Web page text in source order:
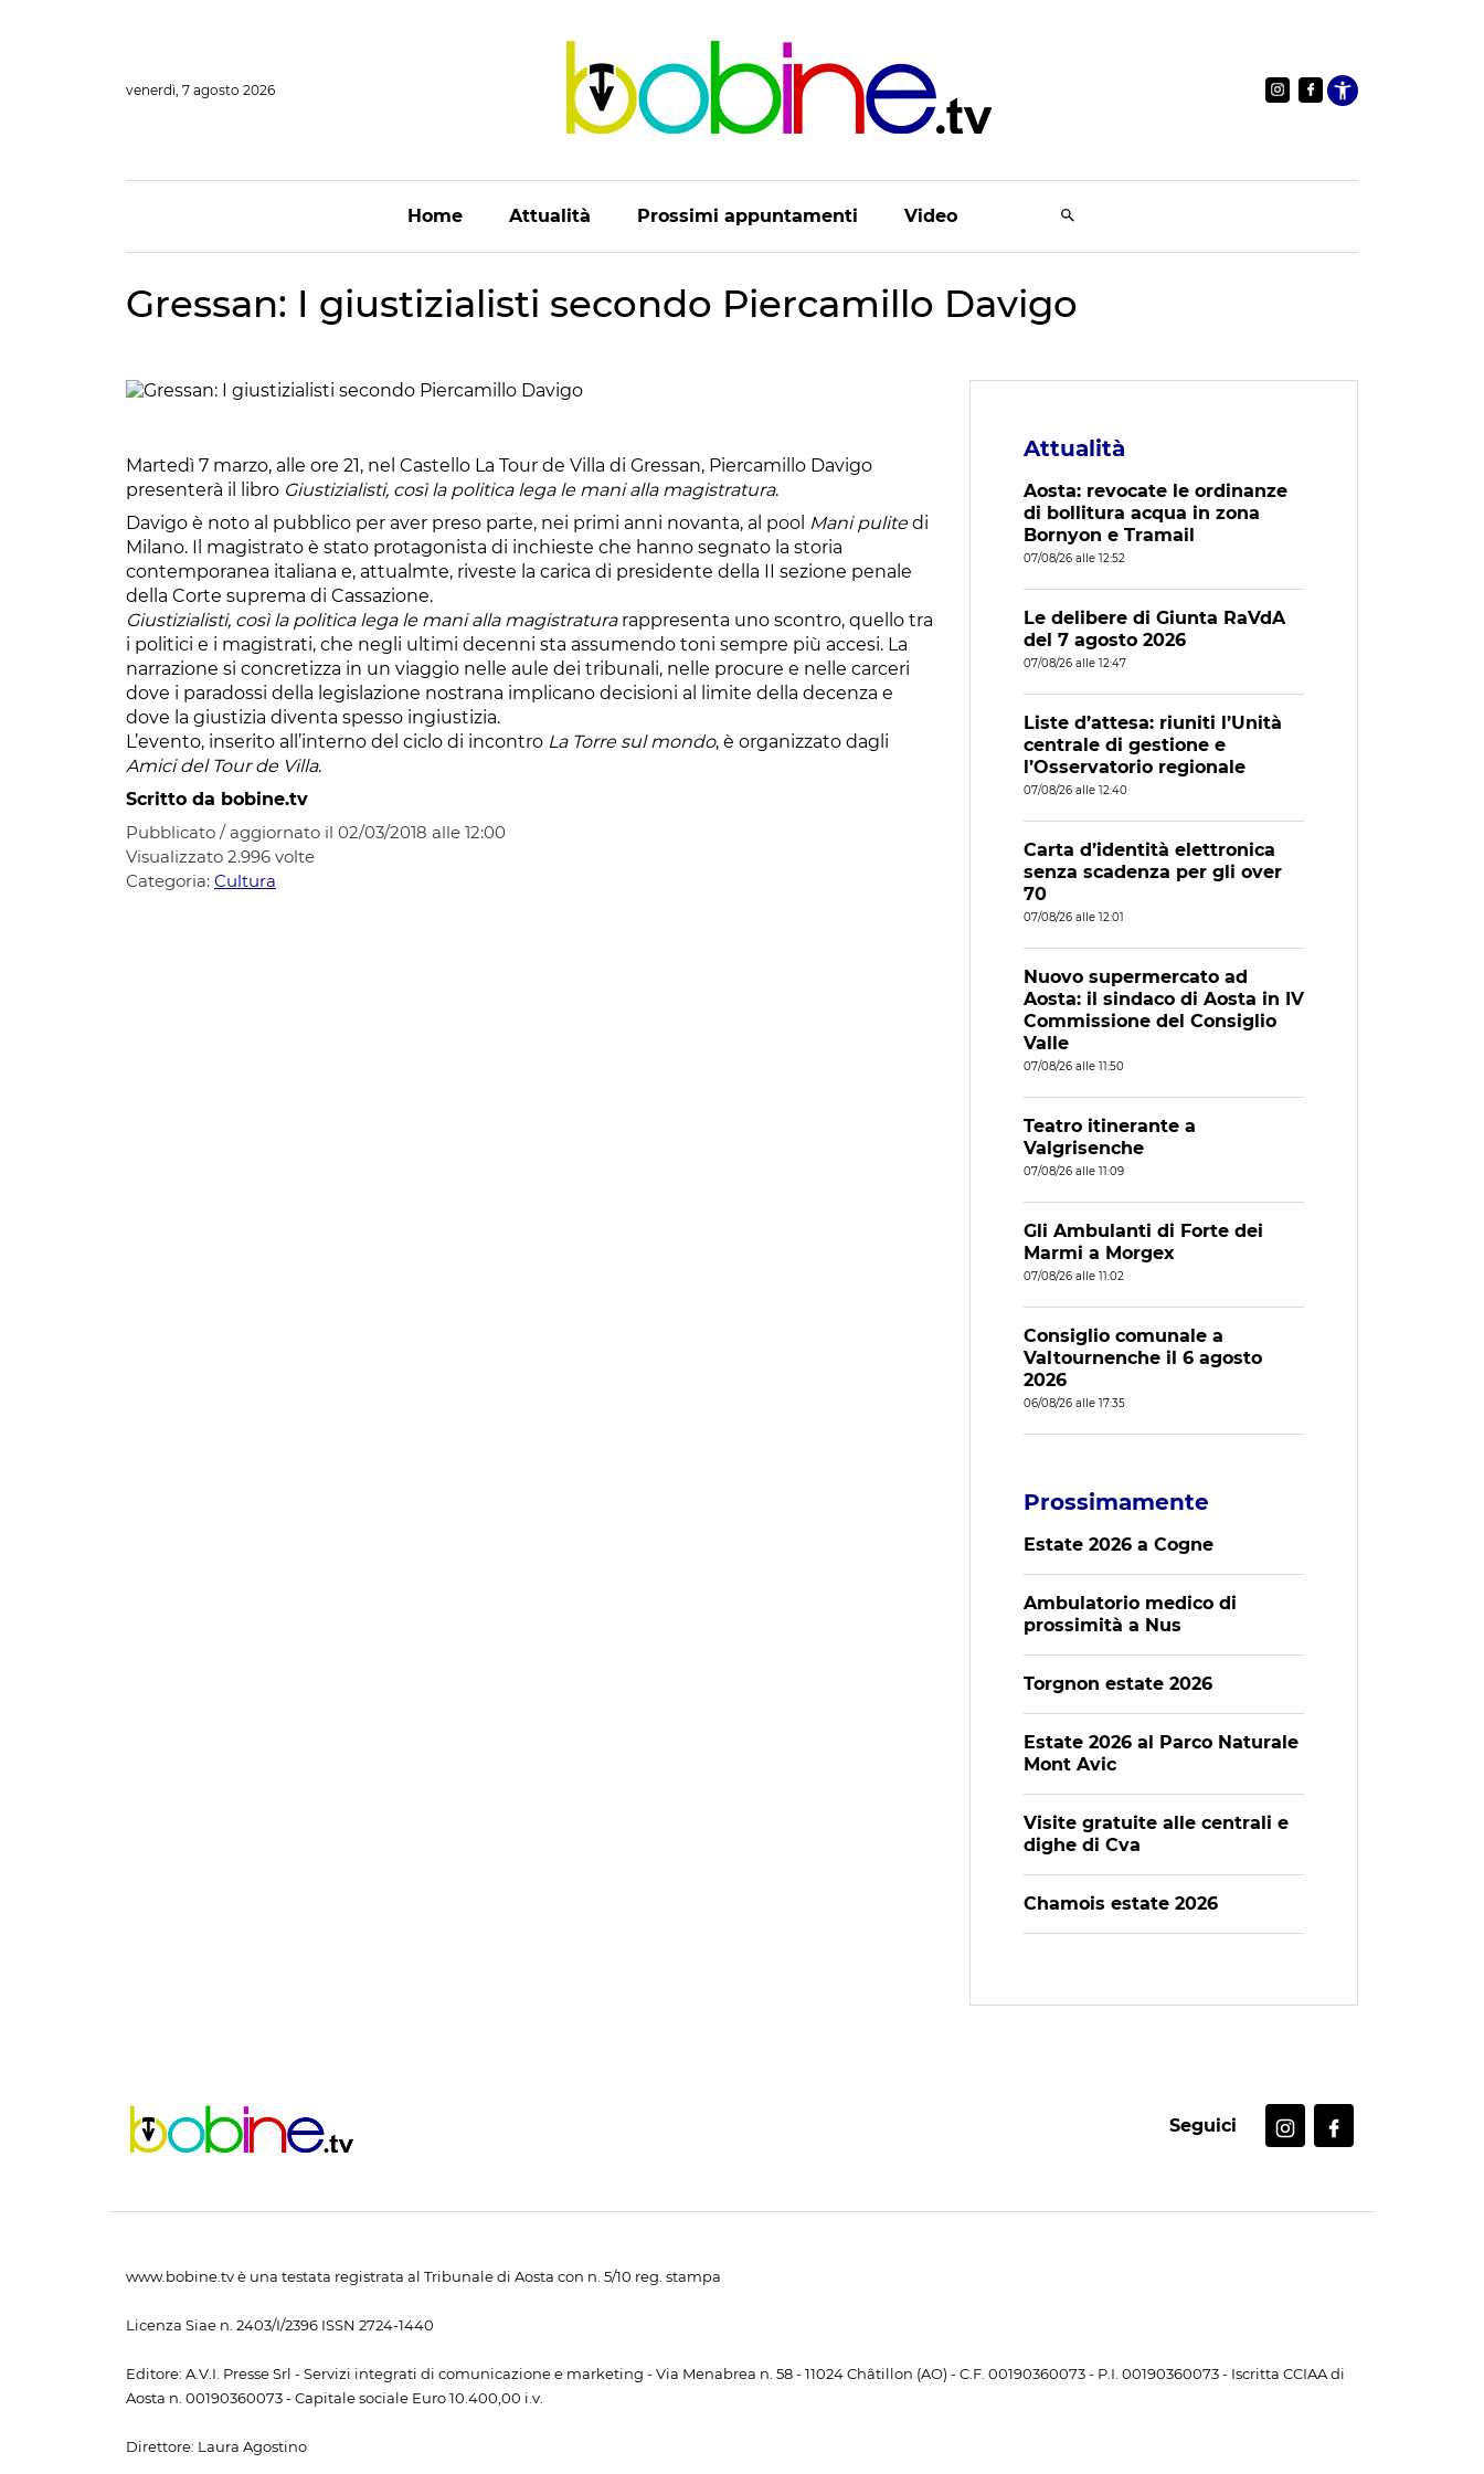
venerdì, 7 agosto 2026 Apri le
Home Attualità Prossimi appuntamenti Video
Gressan: I giustizialisti secondo Piercamillo Davigo
Martedì 7 marzo, alle ore 21, nel Castello La Tour de Villa di Gressan, Piercamillo Davigo
presenterà il libro Giustizialisti, così la politica lega le mani alla magistratura.
Davigo è noto al pubblico per aver preso parte, nei primi anni novanta, al pool Mani pulitedi
Milano. Il magistrato è stato protagonista di inchieste che hanno segnato la storia
contemporanea italiana e, attualmte, riveste la carica di presidente della II sezione penale
della Corte suprema di Cassazione.
Giustizialisti, così la politica lega le mani alla magistraturarappresenta uno scontro, quello tra
i politici e i magistrati, che negli ultimi decenni sta assumendo toni sempre più accesi. La
narrazione si concretizza in un viaggio nelle aule dei tribunali, nelle procure e nelle carceri
dove i paradossi della legislazione nostrana implicano decisioni al limite della decenza e
dove la giustizia diventa spesso ingiustizia.
L’evento, inserito all’interno del ciclo di incontro La Torre sul mondo, è organizzato dagli
Amici del Tour de Villa.
Scritto da bobine.tv
Pubblicato / aggiornato il 02/03/2018 alle 12:00
Visualizzato 2.996 volte
Categoria: Cultura
Attualità
Aosta: revocate le ordinanze
di bollitura acqua in zona
Bornyon e Tramail
07/08/26 alle 12:52
Le delibere di Giunta RaVdA
del 7 agosto 2026
07/08/26 alle 12:47
Liste d’attesa: riuniti l’Unità
centrale di gestione e
l’Osservatorio regionale
07/08/26 alle 12:40
Carta d’identità elettronica
senza scadenza per gli over
70
07/08/26 alle 12:01
Nuovo supermercato ad
Aosta: il sindaco di Aosta in IV
Commissione del Consiglio
Valle
07/08/26 alle 11:50
Teatro itinerante a
Valgrisenche
07/08/26 alle 11:09
Gli Ambulanti di Forte dei
Marmi a Morgex
07/08/26 alle 11:02
Consiglio comunale a
Valtournenche il 6 agosto
2026
06/08/26 alle 17:35
Prossimamente
Estate 2026 a Cogne
Ambulatorio medico di
prossimità a Nus
Torgnon estate 2026
Estate 2026 al Parco Naturale
Mont Avic
Visite gratuite alle centrali e
dighe di Cva
Chamois estate 2026
Seguici
www.bobine.tv è una testata registrata al Tribunale di Aosta con n. 5/10 reg. stampa
Licenza Siae n. 2403/I/2396 ISSN 2724-1440
Editore: A.V.I. Presse Srl - Servizi integrati di comunicazione e marketing - Via Menabrea n. 58 - 11024 Châtillon (AO) - C.F. 00190360073 - P.I. 00190360073 - Iscritta CCIAA di
Aosta n. 00190360073 - Capitale sociale Euro 10.400,00 i.v.
Direttore: Laura Agostino